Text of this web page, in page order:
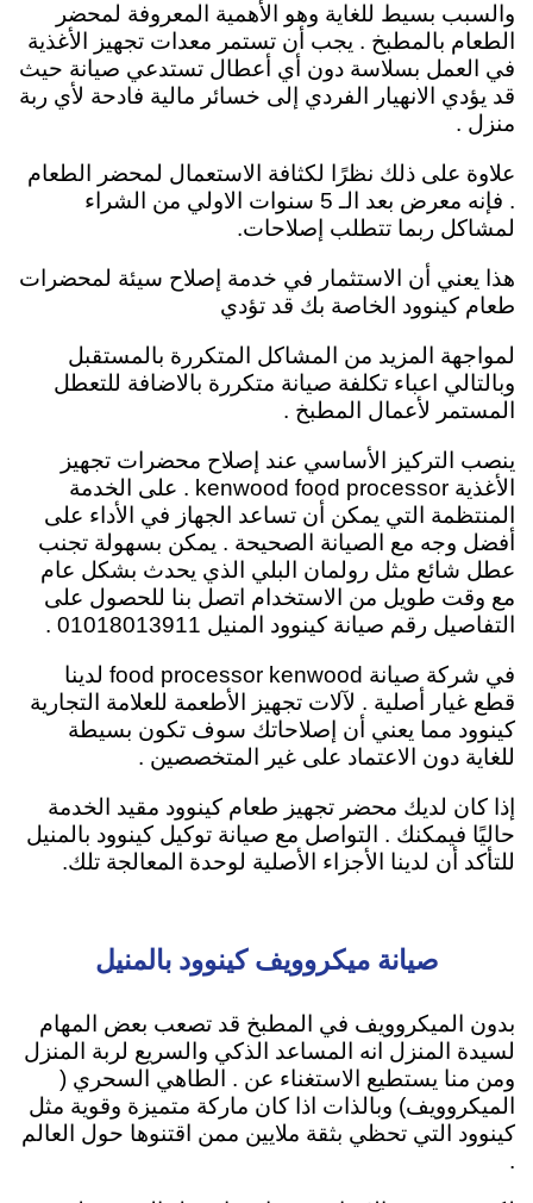
والسبب بسيط للغاية وهو الأهمية المعروفة لمحضر
الطعام بالمطبخ . يجب أن تستمر معدات تجهيز الأغذية
في العمل بسلاسة دون أي أعطال تستدعي صيانة حيث
قد يؤدي الانهيار الفردي إلى خسائر مالية فادحة لأي ربة
منزل .
علاوة على ذلك نظرًا لكثافة الاستعمال لمحضر الطعام
. فإنه معرض بعد الـ 5 سنوات الاولي من الشراء
لمشاكل ربما تتطلب إصلاحات.
هذا يعني أن الاستثمار في خدمة إصلاح سيئة لمحضرات
طعام كينوود الخاصة بك قد تؤدي
لمواجهة المزيد من المشاكل المتكررة بالمستقبل
وبالتالي اعباء تكلفة صيانة متكررة بالاضافة للتعطل
المستمر لأعمال المطبخ .
ينصب التركيز الأساسي عند إصلاح محضرات تجهيز
الأغذية kenwood food processor . على الخدمة
المنتظمة التي يمكن أن تساعد الجهاز في الأداء على
أفضل وجه مع الصيانة الصحيحة . يمكن بسهولة تجنب
عطل شائع مثل رولمان البلي الذي يحدث بشكل عام
مع وقت طويل من الاستخدام اتصل بنا للحصول على
التفاصيل رقم صيانة كينوود المنيل 01018013911 .
في شركة صيانة food processor kenwood لدينا
قطع غيار أصلية . لآلات تجهيز الأطعمة للعلامة التجارية
كينوود مما يعني أن إصلاحاتك سوف تكون بسيطة
للغاية دون الاعتماد على غير المتخصصين .
إذا كان لديك محضر تجهيز طعام كينوود مقيد الخدمة
حاليًا فيمكنك . التواصل مع صيانة توكيل كينوود بالمنيل
للتأكد أن لدينا الأجزاء الأصلية لوحدة المعالجة تلك.
صيانة ميكروويف كينوود بالمنيل
بدون الميكروويف في المطبخ قد تصعب بعض المهام
لسيدة المنزل انه المساعد الذكي والسريع لربة المنزل
ومن منا يستطيع الاستغناء عن . الطاهي السحري (
الميكروويف) وبالذات اذا كان ماركة متميزة وقوية مثل
كينوود التي تحظي بثقة ملايين ممن اقتنوها حول العالم
.